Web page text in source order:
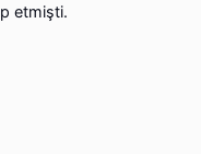
etmişti.